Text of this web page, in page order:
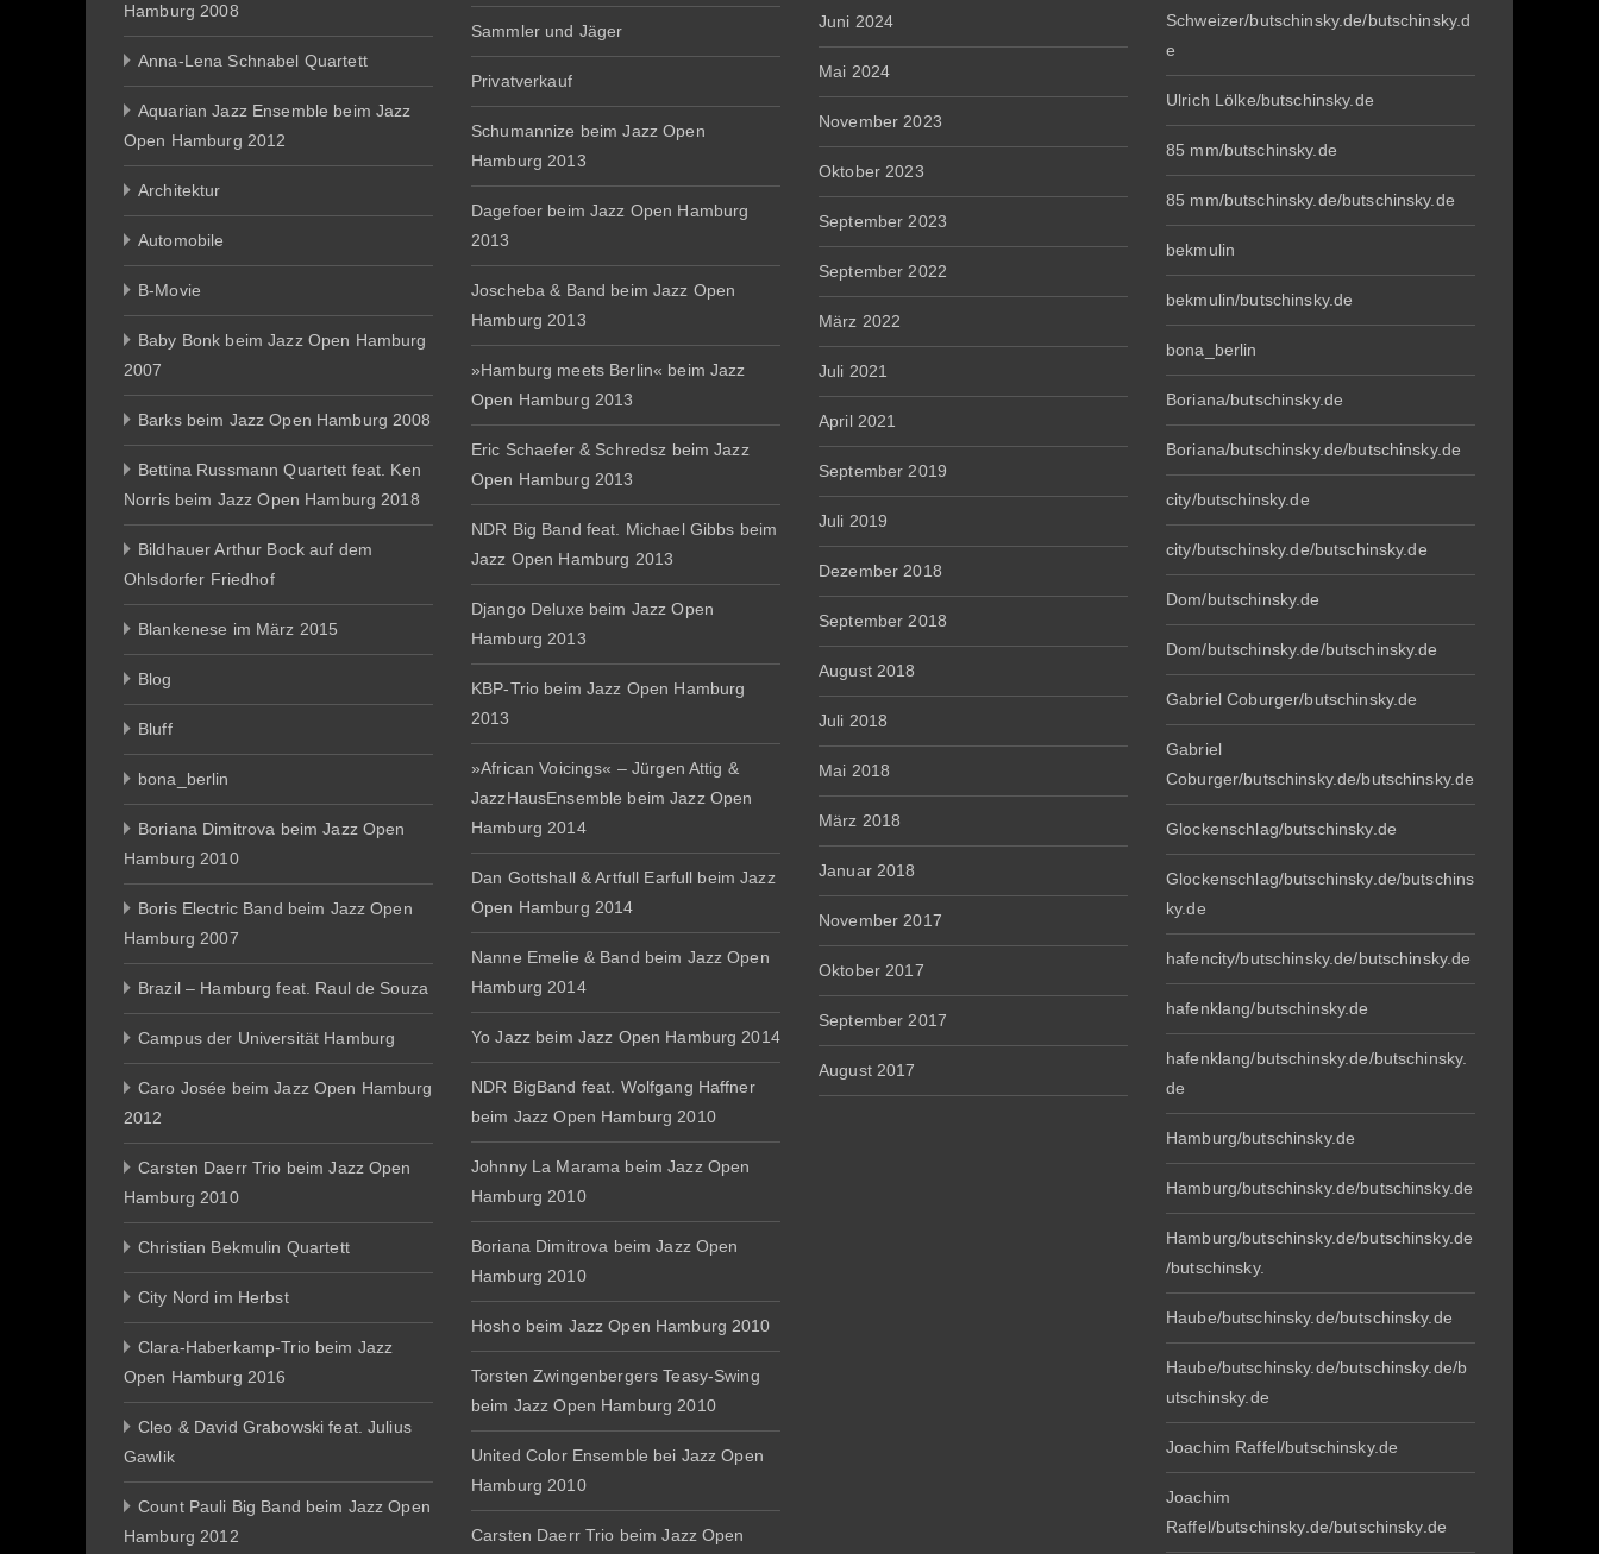
Hamburg 2008
Anna-Lena Schnabel Quartett
Aquarian Jazz Ensemble beim Jazz
Open Hamburg 2012
Architektur
Automobile
B-Movie
Baby Bonk beim Jazz Open Hamburg
2007
Barks beim Jazz Open Hamburg 2008
Bettina Russmann Quartett feat. Ken
Norris beim Jazz Open Hamburg 2018
Bildhauer Arthur Bock auf dem
Ohlsdorfer Friedhof
Blankenese im März 2015
Blog
Bluff
bona_berlin
Boriana Dimitrova beim Jazz Open
Hamburg 2010
Boris Electric Band beim Jazz Open
Hamburg 2007
Brazil – Hamburg feat. Raul de Souza
Campus der Universität Hamburg
Caro Josée beim Jazz Open Hamburg
2012
Carsten Daerr Trio beim Jazz Open
Hamburg 2010
Christian Bekmulin Quartett
City Nord im Herbst
Clara-Haberkamp-Trio beim Jazz
Open Hamburg 2016
Cleo & David Grabowski feat. Julius
Gawlik
Count Pauli Big Band beim Jazz Open
Hamburg 2012
Sammler und Jäger
Privatverkauf
Schumannize beim Jazz Open
Hamburg 2013
Dagefoer beim Jazz Open Hamburg
2013
Joscheba & Band beim Jazz Open
Hamburg 2013
»Hamburg meets Berlin« beim Jazz
Open Hamburg 2013
Eric Schaefer & Schredsz beim Jazz
Open Hamburg 2013
NDR Big Band feat. Michael Gibbs beim
Jazz Open Hamburg 2013
Django Deluxe beim Jazz Open
Hamburg 2013
KBP-Trio beim Jazz Open Hamburg
2013
»African Voicings« – Jürgen Attig &
JazzHausEnsemble beim Jazz Open
Hamburg 2014
Dan Gottshall & Artfull Earfull beim Jazz
Open Hamburg 2014
Nanne Emelie & Band beim Jazz Open
Hamburg 2014
Yo Jazz beim Jazz Open Hamburg 2014
NDR BigBand feat. Wolfgang Haffner
beim Jazz Open Hamburg 2010
Johnny La Marama beim Jazz Open
Hamburg 2010
Boriana Dimitrova beim Jazz Open
Hamburg 2010
Hosho beim Jazz Open Hamburg 2010
Torsten Zwingenbergers Teasy-Swing
beim Jazz Open Hamburg 2010
United Color Ensemble bei Jazz Open
Hamburg 2010
Carsten Daerr Trio beim Jazz Open
Juni 2024
Mai 2024
November 2023
Oktober 2023
September 2023
September 2022
März 2022
Juli 2021
April 2021
September 2019
Juli 2019
Dezember 2018
September 2018
August 2018
Juli 2018
Mai 2018
März 2018
Januar 2018
November 2017
Oktober 2017
September 2017
August 2017
Schweizer/butschinsky.de/butschinsky.d
e
Ulrich Lölke/butschinsky.de
85 mm/butschinsky.de
85 mm/butschinsky.de/butschinsky.de
bekmulin
bekmulin/butschinsky.de
bona_berlin
Boriana/butschinsky.de
Boriana/butschinsky.de/butschinsky.de
city/butschinsky.de
city/butschinsky.de/butschinsky.de
Dom/butschinsky.de
Dom/butschinsky.de/butschinsky.de
Gabriel Coburger/butschinsky.de
Gabriel
Coburger/butschinsky.de/butschinsky.de
Glockenschlag/butschinsky.de
Glockenschlag/butschinsky.de/butschins
ky.de
hafencity/butschinsky.de/butschinsky.de
hafenklang/butschinsky.de
hafenklang/butschinsky.de/butschinsky.
de
Hamburg/butschinsky.de
Hamburg/butschinsky.de/butschinsky.de
Hamburg/butschinsky.de/butschinsky.de
/butschinsky.
Haube/butschinsky.de/butschinsky.de
Haube/butschinsky.de/butschinsky.de/b
utschinsky.de
Joachim Raffel/butschinsky.de
Joachim
Raffel/butschinsky.de/butschinsky.de